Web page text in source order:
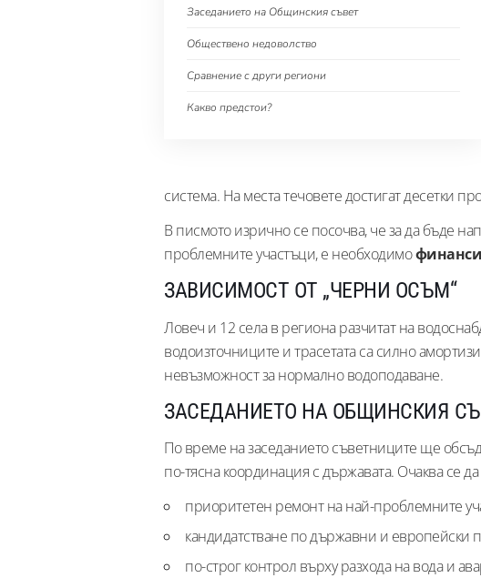
Заседанието на Общинския съвет
Обществено недоволство
Сравнение с други региони
Какво предстои?
система. На места течовете достигат десетки
В писмото изрично се посочва, че за да бъде
проблемните участъци, е необходимо
ЗАВИСИМОСТ ОТ „ЧЕРНИ ОСЪМ“
Ловеч и 12 села в региона разчитат на
водоизточниците и трасетата са силно
невъзможност за нормално водоподаване.
ЗАСЕДАНИЕТО НА ОБЩИНСКИЯ
По време на заседанието съветниците ще
по-тясна координация с държавата. Очаква се
приоритетен ремонт на най-проблемните
кандидатстване по държавни и европейски
по-строг контрол върху разхода на вода и